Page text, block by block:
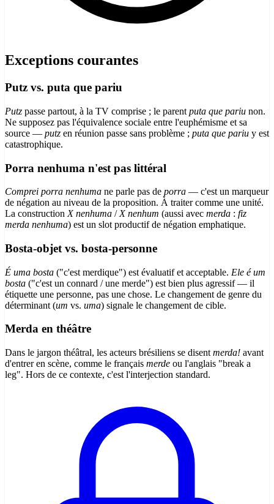
Exceptions courantes
Putz vs. puta que pariu
Putz passe partout, à la TV comprise ; le parent puta que pariu non.
Ne supposez pas l'équivalence sociale entre l'euphémisme et sa
source — putz en réunion passe sans problème ; puta que pariu y est
catastrophique.
Porra nenhuma n'est pas littéral
Comprei porra nenhuma ne parle pas de porra — c'est un marqueur
de négation au niveau de la proposition. À traiter comme une unité.
La construction X nenhuma / X nenhum (aussi avec merda : fiz
merda nenhuma) est un slot productif de négation emphatique.
Bosta-objet vs. bosta-personne
É uma bosta ("c'est merdique") est évaluatif et acceptable. Ele é um
bosta ("c'est un connard / une merde") est bien plus agressif — il
étiquette une personne, pas une chose. Le changement de genre du
déterminant (um vs. uma) signale le changement de cible.
Merda en théâtre
Dans le jargon théâtral, les acteurs brésiliens se disent merda! avant
d'entrer en scène, comme le français merde ou l'anglais "break a
leg". Hors de ce contexte, c'est l'interjection standard.